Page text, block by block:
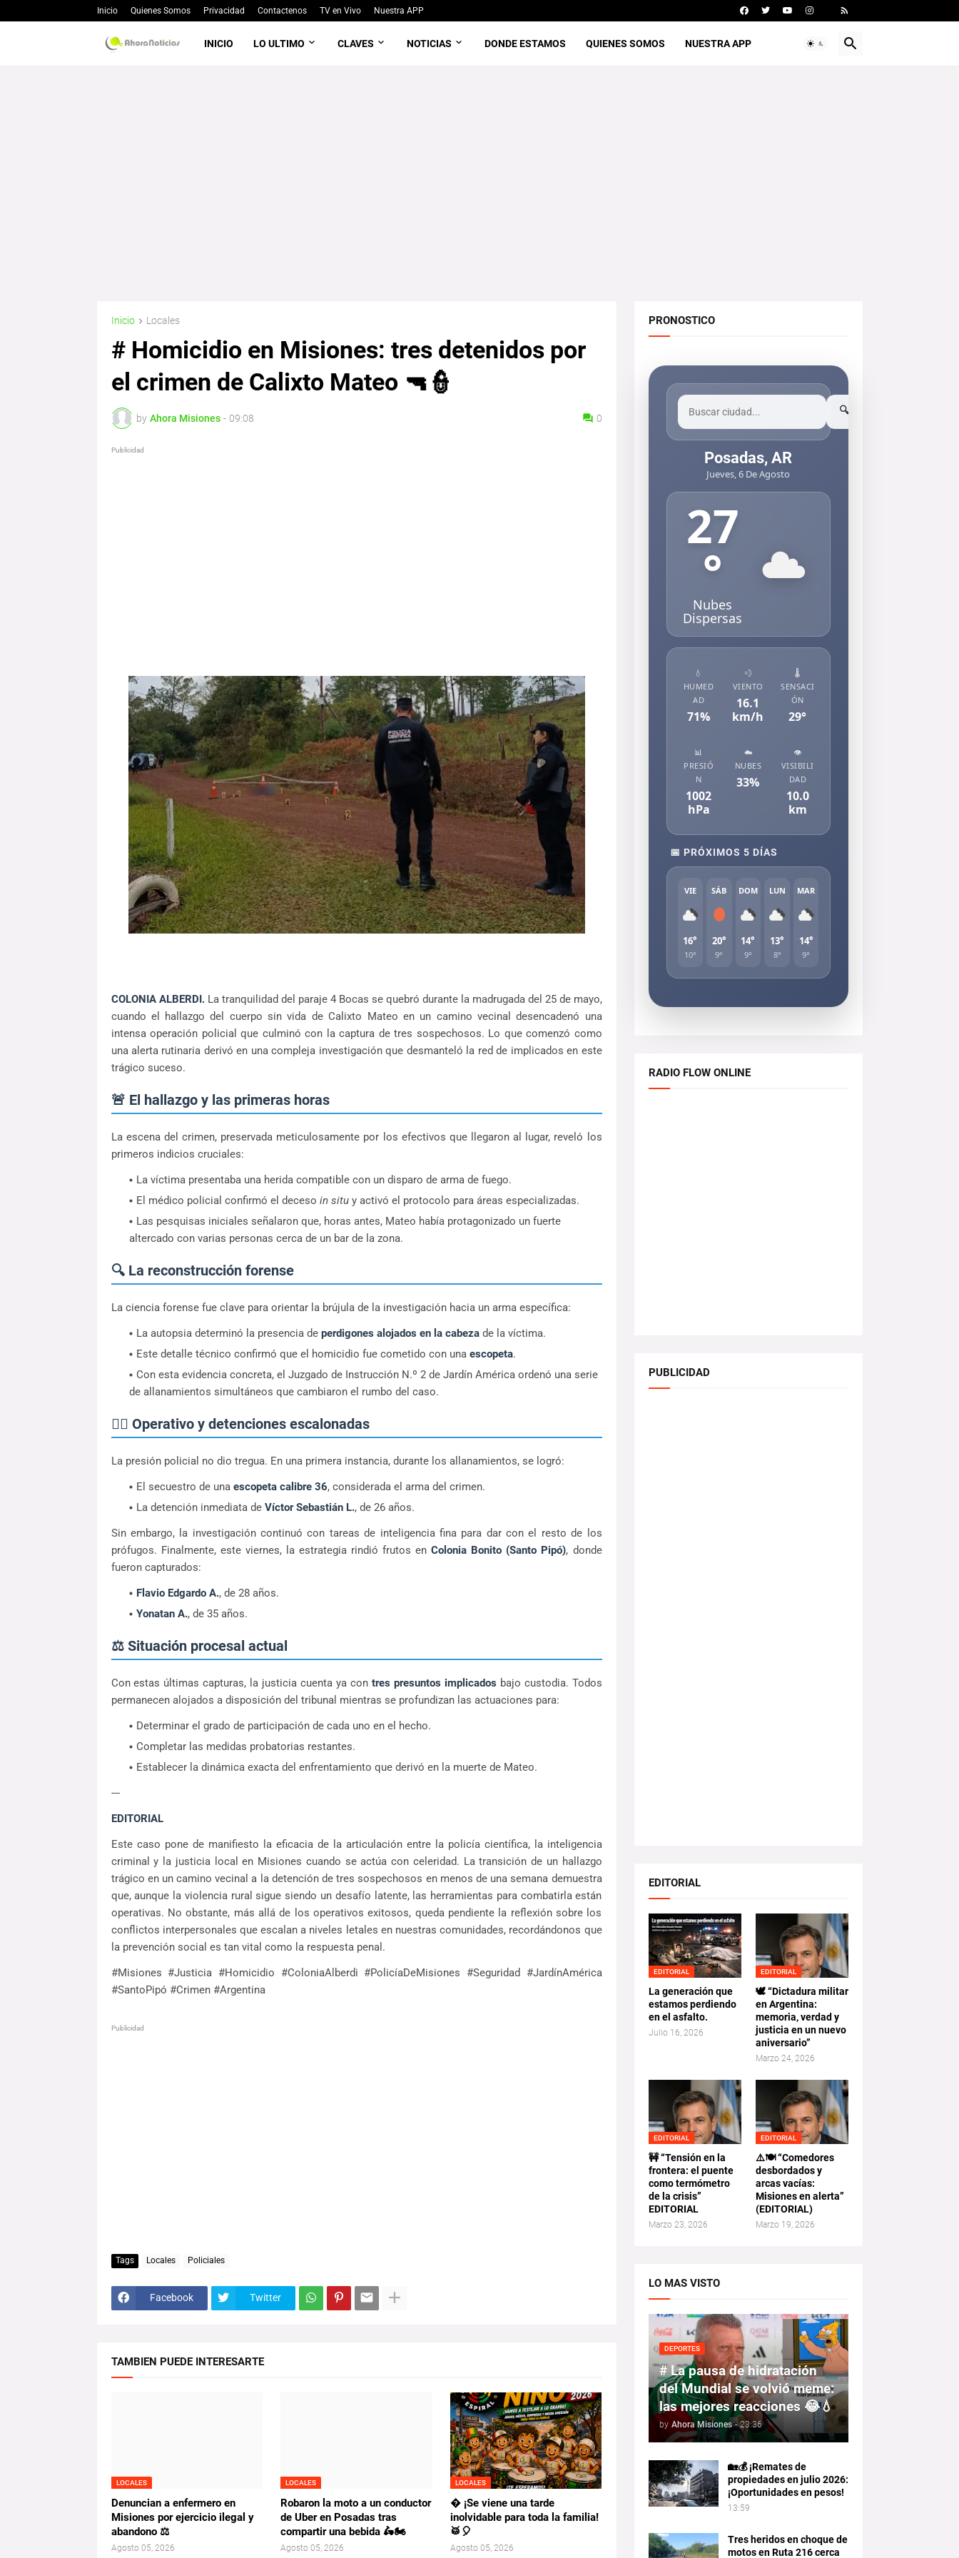
Inicio Quienes Somos Privacidad Contactenos TV en Vivo Nuestra APP
INICIO LO ULTIMO CLAVES NOTICIAS DONDE ESTAMOS QUIENES SOMOS NUESTRA APP
Inicio Locales
# Homicidio en Misiones: tres detenidos por
el crimen de Calixto Mateo 🔫👮
by Ahora Misiones - 09:08 0
Publicidad
COLONIA ALBERDI.La tranquilidad del paraje 4 Bocas se quebró durante la madrugada del 25 de mayo,
cuando el hallazgo del cuerpo sin vida de Calixto Mateo en un camino vecinal desencadenó una
intensa operación policial que culminó con la captura de tres sospechosos. Lo que comenzó como
una alerta rutinaria derivó en una compleja investigación que desmanteló la red de implicados en este
trágico suceso.
🚨 El hallazgo y las primeras horas
La escena del crimen, preservada meticulosamente por los efectivos que llegaron al lugar, reveló los
primeros indicios cruciales:
La víctima presentaba una herida compatible con un disparo de arma de fuego.
El médico policial confirmó el deceso in situy activó el protocolo para áreas especializadas.
Las pesquisas iniciales señalaron que, horas antes, Mateo había protagonizado un fuerte
altercado con varias personas cerca de un bar de la zona.
🔍 La reconstrucción forense
La ciencia forense fue clave para orientar la brújula de la investigación hacia un arma específica:
La autopsia determinó la presencia de perdigones alojados en la cabezade la víctima.
Este detalle técnico confirmó que el homicidio fue cometido con una escopeta.
Con esta evidencia concreta, el Juzgado de Instrucción N.º 2 de Jardín América ordenó una serie
de allanamientos simultáneos que cambiaron el rumbo del caso.
👮‍♂️ Operativo y detenciones escalonadas
La presión policial no dio tregua. En una primera instancia, durante los allanamientos, se logró:
El secuestro de una escopeta calibre 36, considerada el arma del crimen.
La detención inmediata de Víctor Sebastián L., de 26 años.
Sin embargo, la investigación continuó con tareas de inteligencia fina para dar con el resto de los
prófugos. Finalmente, este viernes, la estrategia rindió frutos enColonia Bonito (Santo Pipó), donde
fueron capturados:
Flavio Edgardo A., de 28 años.
Yonatan A., de 35 años.
⚖️ Situación procesal actual
Con estas últimas capturas, la justicia cuenta ya con tres presuntos implicados bajo custodia. Todos
permanecen alojados a disposición del tribunal mientras se profundizan las actuaciones para:
Determinar el grado de participación de cada uno en el hecho.
Completar las medidas probatorias restantes.
Establecer la dinámica exacta del enfrentamiento que derivó en la muerte de Mateo.
---
EDITORIAL
Este caso pone de manifiesto la eficacia de la articulación entre la policía científica, la inteligencia
criminal y la justicia local en Misiones cuando se actúa con celeridad. La transición de un hallazgo
trágico en un camino vecinal a la detención de tres sospechosos en menos de una semana demuestra
que, aunque la violencia rural sigue siendo un desafío latente, las herramientas para combatirla están
operativas. No obstante, más allá de los operativos exitosos, queda pendiente la reflexión sobre los
conflictos interpersonales que escalan a niveles letales en nuestras comunidades, recordándonos que
la prevención social es tan vital como la respuesta penal.
#Misiones #Justicia #Homicidio #ColoniaAlberdi #PolicíaDeMisiones #Seguridad #JardínAmérica
#SantoPipó #Crimen #Argentina
Publicidad
Tags Locales Policiales
Facebook Twitter
TAMBIEN PUEDE INTERESARTE
LOCALES
Denuncian a enfermero en
Misiones por ejercicio ilegal y
abandono ⚖️
Agosto 05, 2026
LOCALES
Robaron la moto a un conductor
de Uber en Posadas tras
compartir una bebida 🛵🏍️
Agosto 05, 2026
LOCALES
� ¡Se viene una tarde
inolvidable para toda la familia!
🥁🎈
Agosto 05, 2026
PRONOSTICO
🔍
Posadas, AR
Jueves, 6 De Agosto
27
°
Nubes
Dispersas
💧
HUMED
AD
71%
💨
VIENTO
16.1
km/h
🌡️
SENSACI
ÓN
29°
📊
PRESIÓ
N
1002
hPa
☁️
NUBES
33%
👁️
VISIBILI
DAD
10.0
km
📅 PRÓXIMOS 5 DÍAS
VIE
16°
10°
SÁB
20°
9°
DOM
14°
9°
LUN
13°
8°
MAR
14°
9°
RADIO FLOW ONLINE
PUBLICIDAD
EDITORIAL
EDITORIAL
La generación que
estamos perdiendo
en el asfalto.
Julio 16, 2026
EDITORIAL
🕊️ “Dictadura militar
en Argentina:
memoria, verdad y
justicia en un nuevo
aniversario”
Marzo 24, 2026
EDITORIAL
🚧 “Tensión en la
frontera: el puente
como termómetro
de la crisis”
EDITORIAL
Marzo 23, 2026
EDITORIAL
⚠️🍽️ “Comedores
desbordados y
arcas vacías:
Misiones en alerta”
(EDITORIAL)
Marzo 19, 2026
LO MAS VISTO
DEPORTES
# La pausa de hidratación
del Mundial se volvió meme:
las mejores reacciones 😂💧
by Ahora Misiones - 23:36
🏡💰 ¡Remates de
propiedades en julio 2026:
¡Oportunidades en pesos!
13:59
Tres heridos en choque de
motos en Ruta 216 cerca